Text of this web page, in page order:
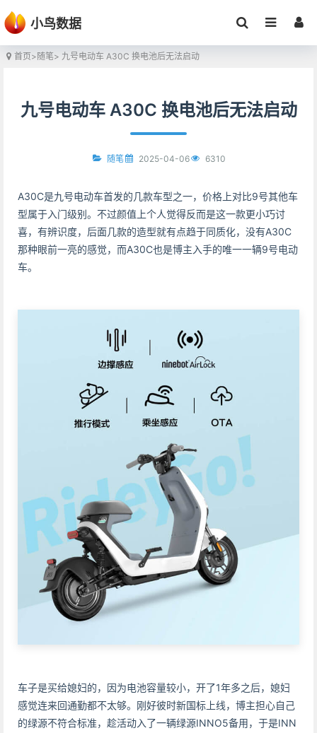
小鸟数据
首页>随笔> 九号电动车 A30C 换电池后无法启动
九号电动车 A30C 换电池后无法启动
随笔 2025-04-06 6310
A30C是九号电动车首发的几款车型之一，价格上对比9号其他车
型属于入门级别。不过颜值上个人觉得反而是这一款更小巧讨
喜，有辨识度，后面几款的造型就有点趋于同质化，没有A30C
那种眼前一亮的感觉，而A30C也是博主入手的唯一一辆9号电动
车。
车子是买给媳妇的，因为电池容量较小，开了1年多之后，媳妇
感觉连来回通勤都不太够。刚好彼时新国标上线，博主担心自己
的绿源不符合标准，趁活动入了一辆绿源INNO5备用，于是INN